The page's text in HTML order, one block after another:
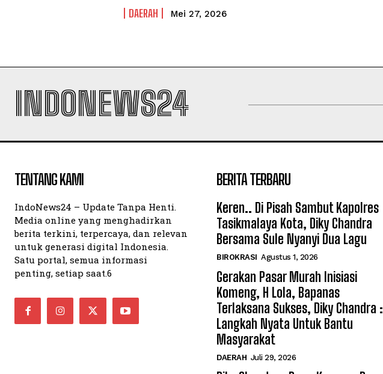
DAERAH Mei 27, 2026
INDONEWS24
TENTANG KAMI
IndoNews24 – Update Tanpa Henti.
Media online yang menghadirkan
berita terkini, terpercaya, dan relevan
untuk generasi digital Indonesia.
Satu portal, semua informasi
penting, setiap saat.6
BERITA TERBARU
Keren.. Di Pisah Sambut Kapolres
Tasikmalaya Kota, Diky Chandra
Bersama Sule Nyanyi Dua Lagu
BIROKRASI Agustus 1, 2026
Gerakan Pasar Murah Inisiasi
Komeng, H Lola, Bapanas
Terlaksana Sukses, Diky Chandra :
Langkah Nyata Untuk Bantu
Masyarakat
DAERAH Juli 29, 2026